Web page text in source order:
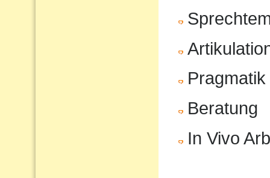
Pragmatik
Beratung
In Vivo